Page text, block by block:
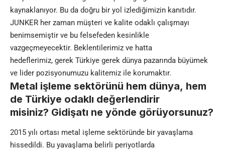
kaynaklanıyor. Bu da doğru bir yol izlediğimizin kanıtıdır.
JUNKER her zaman müşteri ve kalite odaklı çalışmayı
benimsemiştir ve bu felsefeden kesinlikle
vazgeçmeyecektir. Beklentilerimiz ve hatta
hedeflerimiz, gerek Türkiye gerek dünya pazarında büyümek
ve lider pozisyonumuzu kalitemiz ile korumaktır.
Metal işleme sektörünü hem dünya, hem
de Türkiye odaklı değerlendirir
misiniz? Gidişatı ne yönde görüyorsunuz?
2015 yılı ortası metal işleme sektöründe bir yavaşlama
hissedildi. Bu yavaşlama belirli periyotlarda